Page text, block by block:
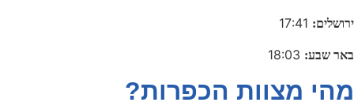
ירושלים:
באר שבע:
מהי מצוות הכפרות?